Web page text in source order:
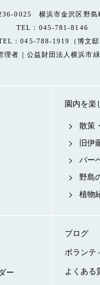
0025 横浜市金沢区野島
TEL：045-781-8146
：045-788-1919（博文邸
理者｜公益財団法人横浜市
園内を楽
散策
旧伊
バー
野島
植物
ー
ブログ
ボランテ
よくある